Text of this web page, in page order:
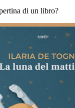
di un libro?